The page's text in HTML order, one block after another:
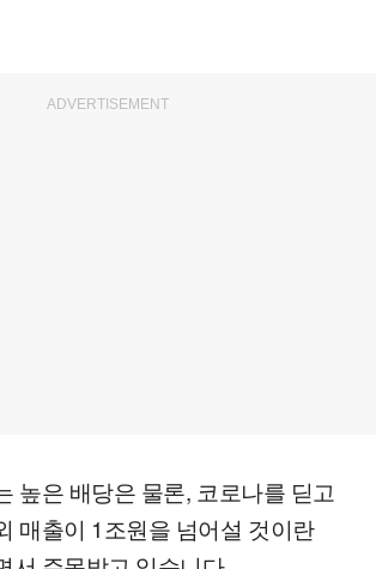
ADVERTISEMENT
높은 배당은 물론, 코로나를 딛고
매출이 1조원을 넘어설 것이란